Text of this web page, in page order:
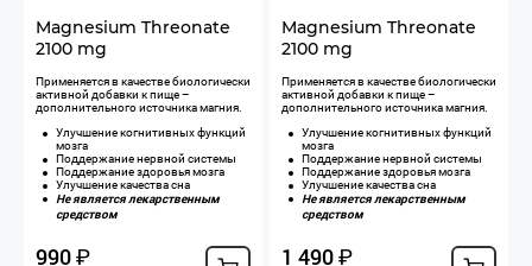
Magnesium Threonate
2100 mg
Применяется в качестве биологически
активной добавки к пище –
дополнительного источника магния.
Улучшение когнитивных функций
мозга
Поддержание нервной системы
Поддержание здоровья мозга
Улучшение качества сна
Не является лекарственным
средством
990₽
Magnesium Threonate
2100 mg
Применяется в качестве биологически
активной добавки к пище –
дополнительного источника магния.
Улучшение когнитивных функций
мозга
Поддержание нервной системы
Поддержание здоровья мозга
Улучшение качества сна
Не является лекарственным
средством
1 490₽